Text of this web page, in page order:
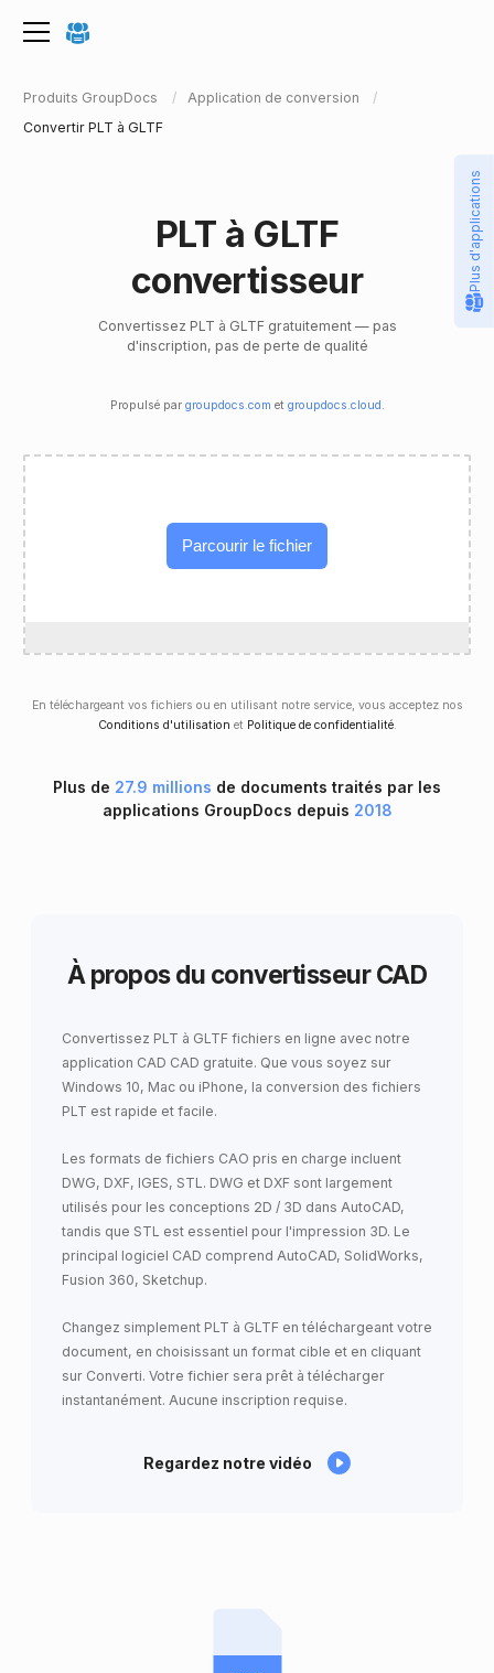
Produits GroupDocs
Application de conversion
Convertir PLT à GLTF
PLT à GLTF
convertisseur
Convertissez PLT à GLTF gratuitement — pas
d'inscription, pas de perte de qualité
Propulsé par groupdocs.com et groupdocs.cloud .
Parcourir le fichier
En téléchargeant vos fichiers ou en utilisant notre service, vous acceptez nos
Conditions d'utilisation et Politique de confidentialité.
Plus de 27.9 millions de documents traités par les
applications GroupDocs depuis 2018
À propos du convertisseur CAD
Convertissez PLT à GLTF fichiers en ligne avec notre
application CAD CAD gratuite. Que vous soyez sur
Windows 10, Mac ou iPhone, la conversion des fichiers
PLT est rapide et facile.
Les formats de fichiers CAO pris en charge incluent
DWG, DXF, IGES, STL. DWG et DXF sont largement
utilisés pour les conceptions 2D / 3D dans AutoCAD,
tandis que STL est essentiel pour l'impression 3D. Le
principal logiciel CAD comprend AutoCAD, SolidWorks,
Fusion 360, Sketchup.
Changez simplement PLT à GLTF en téléchargeant votre
document, en choisissant un format cible et en cliquant
sur Converti. Votre fichier sera prêt à télécharger
instantanément. Aucune inscription requise.
Regardez notre vidéo
Plus d'applications